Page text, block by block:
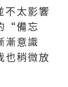
不太影響
“備忘
漸意識
也稍微放